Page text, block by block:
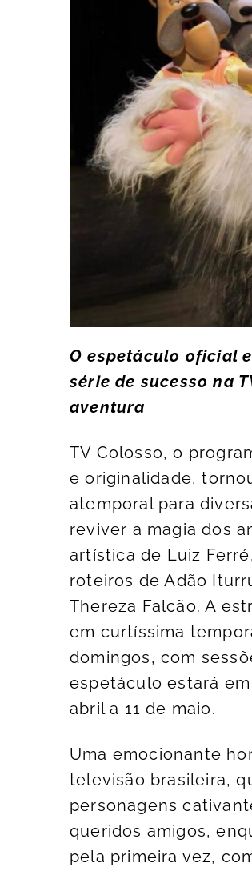
O espetáculo oficial
série de sucesso na
aventura
TV Colosso, o
e originalidade,
atemporal para
reviver a magia dos
artística de Luiz
roteiros de Adão
Thereza Falcão. A
em curtíssima
domingos, com
espetáculo estará
abril a 11 de maio.
Uma emocionante
televisão brasileira,
personagens
queridos amigos,
pela primeira vez,